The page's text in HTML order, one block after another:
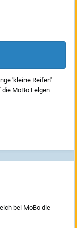
'kleine Reifen'
MoBo Felgen
bei MoBo die